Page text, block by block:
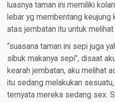
luasnya taman ini memiliki
lebar yg membentang keujung
atas jembatan itu untuk
“suasana taman ini sepi juga
sibuk makanya sepi”, disaat
kearah jembatan, aku melihat
itu sedang melakukan
ternyata mereka sedang sex.